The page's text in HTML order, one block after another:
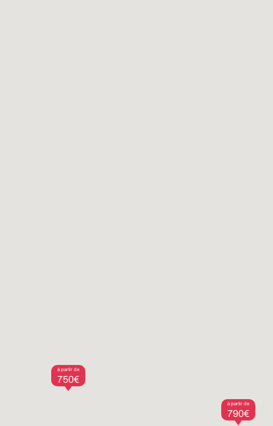
à partir de
750€
à partir de
790€